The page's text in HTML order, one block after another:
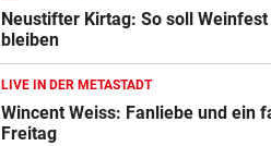
Neustifter Kirtag: So soll
bleiben
LIVE IN DER METASTADT
Wincent Weiss: Fanliebe und ein
Freitag